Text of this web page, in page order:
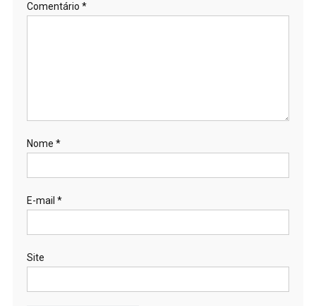
Comentário *
Nome *
E-mail *
Site